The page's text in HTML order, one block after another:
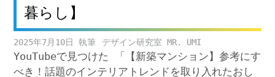
暮らし】
2025年7月10日 デザイン研究室 MR. UMI
YouTubeで見つけた 「【新築マンション】参考にす
べき！話題のインテリアトレンドを取り入れたおし